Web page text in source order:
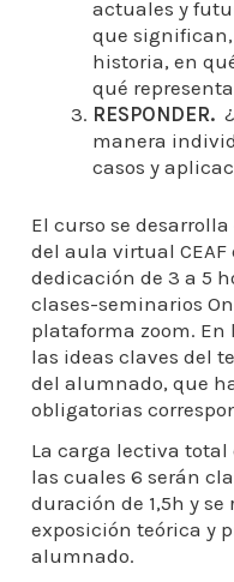
actuales y
que significan,
historia, en
qué
RESPONDER.
manera
casos y
El curso se
del aula virtual
dedicación de 3 a 5
clases-seminarios
plataforma zoom. En
las ideas claves del
del alumnado, que
obligatorias
La carga lectiva total
las cuales 6 serán
duración de 1,5h y
exposición teórica y
alumnado.